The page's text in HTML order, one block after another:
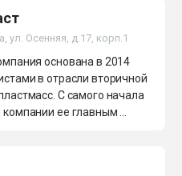
ул. Осенняя, д.17, корп.1
основана в 2014
в отрасли вторичной
С самого начала
ее главным ...